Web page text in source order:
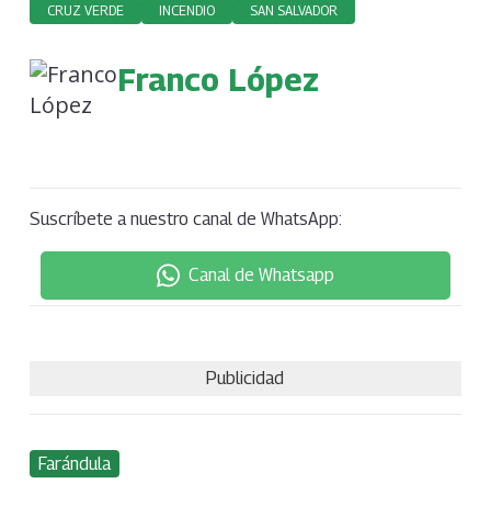
CRUZ VERDE
INCENDIO SAN SALVADOR
Franco López
Suscríbete a nuestro canal de WhatsApp:
Canal de Whatsapp
Publicidad
Farándula